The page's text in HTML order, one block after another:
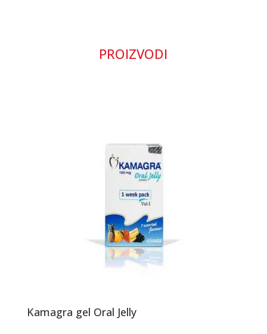
PROIZVODI
Kamagra gel Oral Jelly